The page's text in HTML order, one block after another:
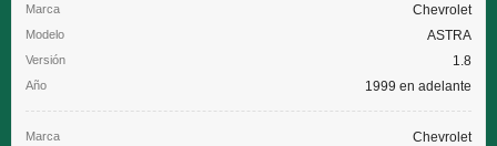
Chevrolet
ASTRA
1.8
1999 en adelante
Chevrolet